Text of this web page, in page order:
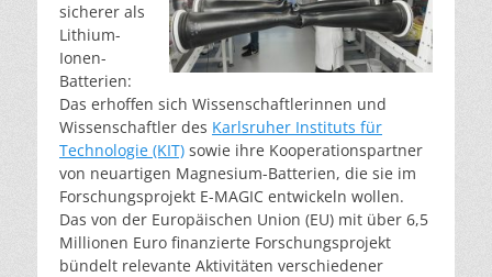
sicherer als
Lithium-
Ionen-
Batterien:
Das erhoffen sich Wissenschaftlerinnen und
Wissenschaftler des Karlsruher Instituts für
Technologie (KIT) sowie ihre Kooperationspartner
von neuartigen Magnesium-Batterien, die sie im
Forschungsprojekt E-MAGIC entwickeln wollen.
Das von der Europäischen Union (EU) mit über 6,5
Millionen Euro finanzierte Forschungsprojekt
bündelt relevante Aktivitäten verschiedener